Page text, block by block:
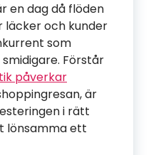
en dag då flöden
läcker och kunder
som
Förstår
påverkar
är
i rätt
lönsamma ett